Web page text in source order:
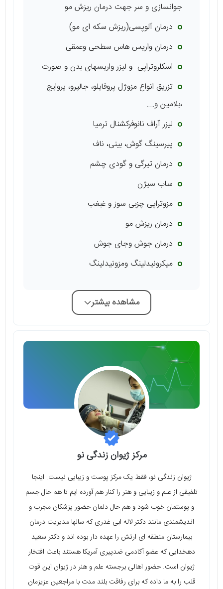
جوانسازی و سر جهت درمان ریزش مو
درمان آلوپسی(ریزش سکه ای مو)
درمان واریس هاس سطحی وعمقی
اسکلروتراپی و لیزر واریسهای بدن و صورت
تزریق انواع مزوژل پروفایلو، جالپرو، پروایج
،بلامین و….
لیزر آراف نانوفرکشنال ترمیا
پیرسینگ گوش، بینی، ناف
درمان تیرگی و گودی چشم
ساب سیژن
مزوتراپی چزبی سوز و غبغب
درمان ریزش مو
درمان جوش وجای جوش
میکرونیدلینگ ومزونیدلینگ
مشاهده بیشتر
مرکز ژیوان زندگی نو
ژیوان زندگی نو، فقط یک مرکز پوست و زیبایی نیست. اینجا
تلفیقی از علم و زیبایی و هنر را کنار هم آورده ایم تا هم حال جسم
و پوستمان خوب شود و هم حال دلمان.حضور پزشکان مجرب و
اندیشمندی مانند دکتر لاله ابی غدری که سالها مدیریت درمان
بیمارستان منطقه ای ارتش را عهده دار بوده اند و دکتر سعید
دهخدایی که عضو آکادمی ضدپیری آمریکا هستند باعث افتخار
ژیوان است. حضور اهالی برجسته علم و هنر در ژیوان این قوت
قلب را به ما داده که برای رفاقت بلند مدت با مراجعین عزیزمان